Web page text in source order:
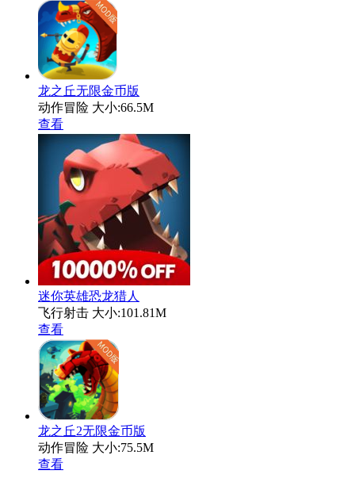
龙之丘无限金币版
动作冒险 大小:66.5M
查看
迷你英雄恐龙猎人
飞行射击 大小:101.81M
查看
龙之丘2无限金币版
动作冒险 大小:75.5M
查看